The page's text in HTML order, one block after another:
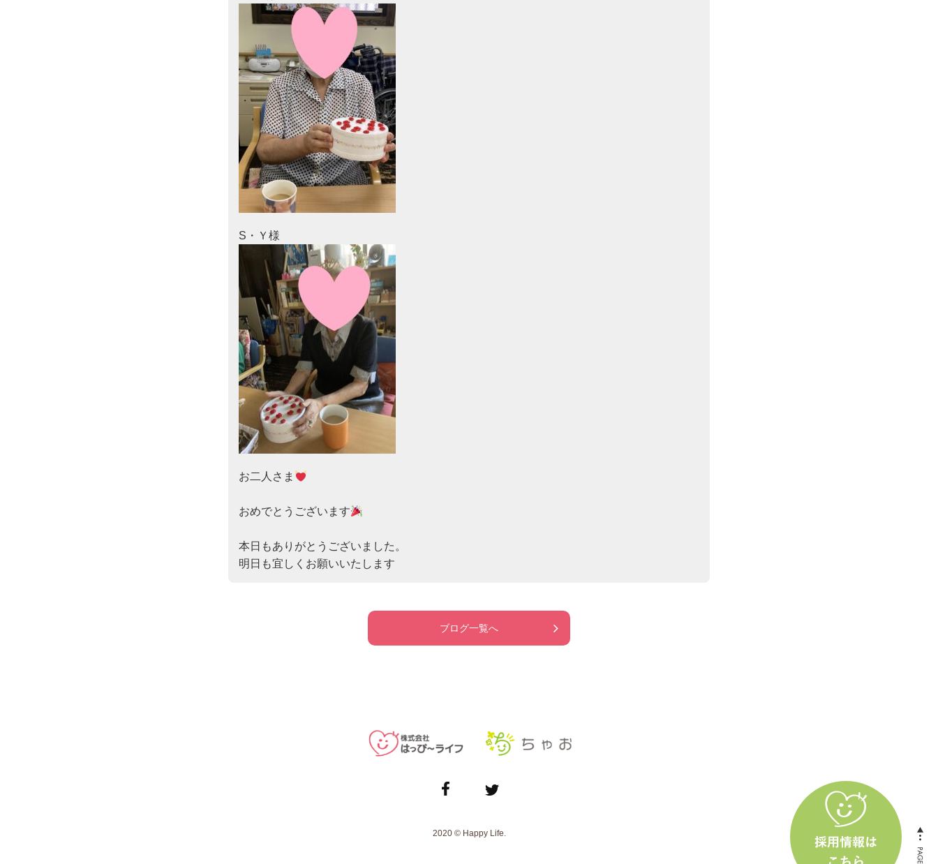
お二人さま
おめでとうございます
本日もありがとうございました。
明日も宜しくお願いいたします
ブログ一覧へ
2020 © Happy Life.